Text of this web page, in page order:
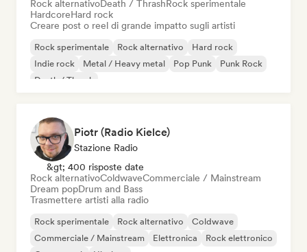
Rock alternativoDeath / ThrashRock sperimentale
HardcoreHard rock
Creare post o reel di grande impatto sugli artisti
Rock sperimentale Rock alternativo
Hard rock
Indie rock
Metal / Heavy metal Pop Punk
Punk Rock
Death / Thrash
Piotr (Radio Kielce)
Stazione Radio
&gt; 400 risposte date
Rock alternativoColdwaveCommerciale / Mainstream
Dream popDrum and Bass
Trasmettere artisti alla radio
Rock sperimentale Rock alternativo
Coldwave
Commerciale / Mainstream
Elettronica
Rock elettronico